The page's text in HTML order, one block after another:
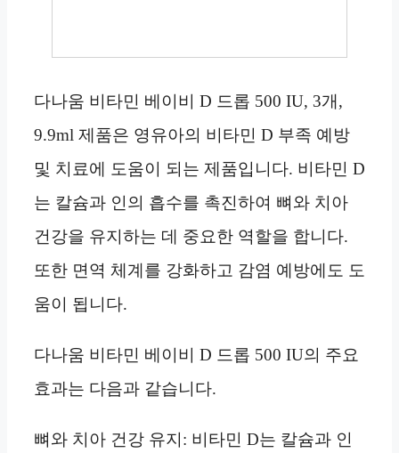
다나움 비타민 베이비 D 드롭 500 IU, 3개,
9.9ml 제품은 영유아의 비타민 D 부족 예방
및 치료에 도움이 되는 제품입니다. 비타민 D
는 칼슘과 인의 흡수를 촉진하여 뼈와 치아
건강을 유지하는 데 중요한 역할을 합니다.
또한 면역 체계를 강화하고 감염 예방에도 도
움이 됩니다.
다나움 비타민 베이비 D 드롭 500 IU의 주요
효과는 다음과 같습니다.
뼈와 치아 건강 유지: 비타민 D는 칼슘과 인